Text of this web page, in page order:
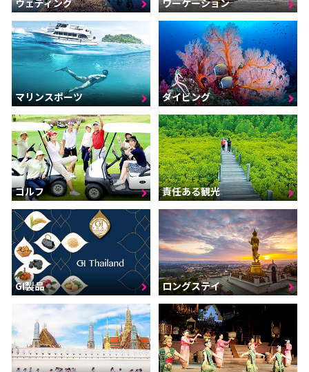
マリンスポーツ ダイビング
ゴルフ 責任ある観光
GI製品 ロングステイ